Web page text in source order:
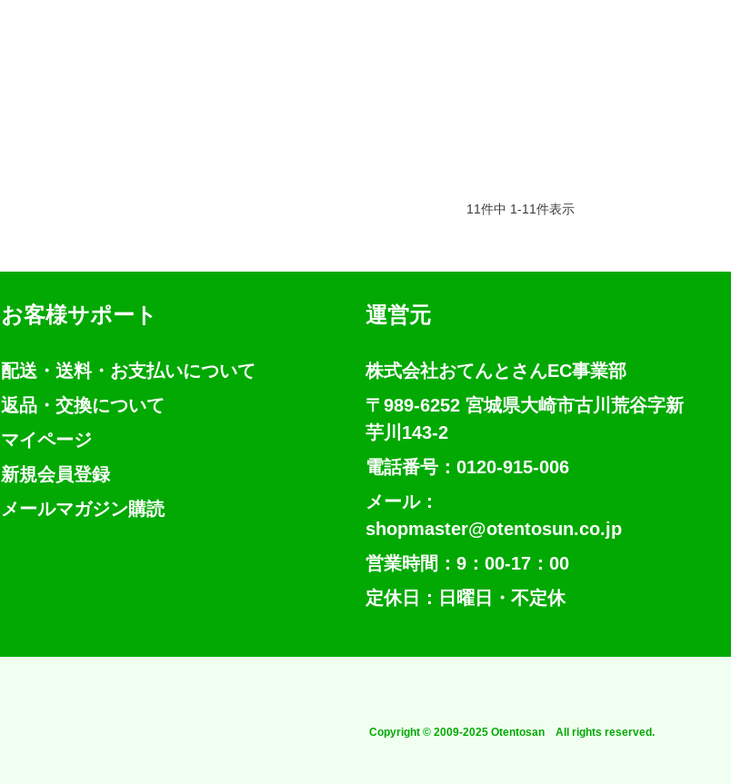
11件中 1-11件表示
お客様サポート
配送・送料・お支払いについて
返品・交換について
マイページ
新規会員登録
メールマガジン購読
運営元
株式会社おてんとさんEC事業部
〒989-6252 宮城県大崎市古川荒谷字新
芋川143-2
電話番号：0120-915-006
メール：
shopmaster@otentosun.co.jp
営業時間：9：00-17：00
定休日：日曜日・不定休
Copyright © 2009-2025 Otentosan All rights reserved.